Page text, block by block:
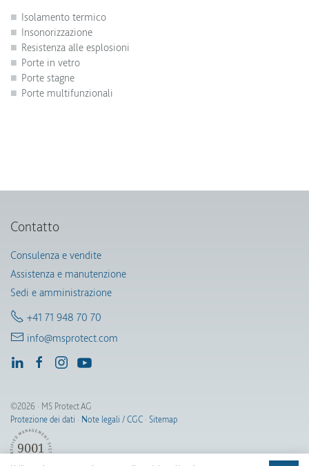
Isolamento termico
Insonorizzazione
Resistenza alle esplosioni
Porte in vetro
Porte stagne
Porte multifunzionali
Contatto
Consulenza e vendite
Assistenza e manutenzione
Sedi e amministrazione
+41 71 948 70 70
info@msprotect.com
©2026 · MS Protect AG
Protezione dei dati · Note legali / CGC · Sitemap